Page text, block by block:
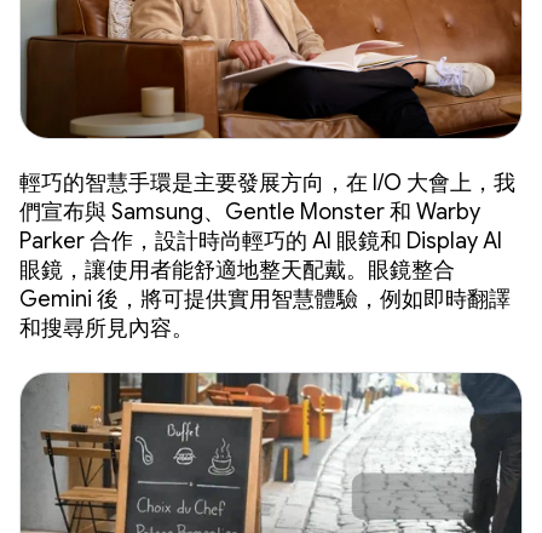
輕巧的智慧手環是主要發展方向，在 I/O 大會上，我
們宣布與 Samsung、Gentle Monster 和 Warby
Parker 合作，設計時尚輕巧的 AI 眼鏡和 Display AI
眼鏡，讓使用者能舒適地整天配戴。眼鏡整合
Gemini 後，將可提供實用智慧體驗，例如即時翻譯
和搜尋所見內容。